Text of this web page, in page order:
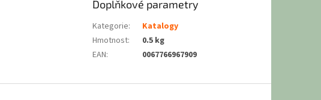
Doplňkové parametry
Kategorie:
Katalogy
Hmotnost:
0.5 kg
EAN: 0067766967909